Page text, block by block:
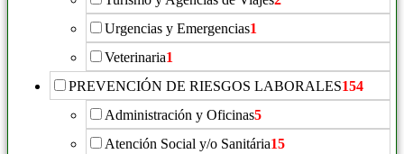
Urgencias y Emergencias1
Veterinaria1
PREVENCIÓN DE RIESGOS LABORALES154
Administración y Oficinas5
Atención Social y/o Sanitária15